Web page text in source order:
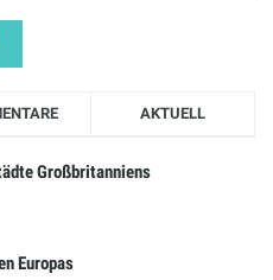
AKTUELL
Großbritanniens
Europas